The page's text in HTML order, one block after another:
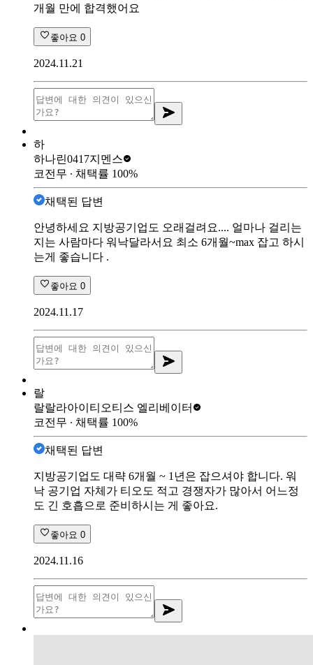
개월 만에 합격했어요
좋아요 0
2024.11.21
하
하나린0417지멘스
코전무 ∙ 채택률 100%
채택된 답변
안녕하세요 지방공기업도 오래걸려요.... 얼마나 걸리는
지는 사람마다 워낙달라서요 최소 6개월~max 잡고 하시
는게 좋습니다 .
좋아요 0
2024.11.17
랄
랄랄라아이티 오티스 엘리베이터
코전무 ∙ 채택률 100%
채택된 답변
지방공기업도 대략 6개월 ~ 1년은 잡으셔야 합니다. 워
낙 공기업 자체가 티오도 적고 경쟁자가 많아서 어느정
도 긴 호흡으로 준비하시는 게 좋아요.
좋아요 0
2024.11.16